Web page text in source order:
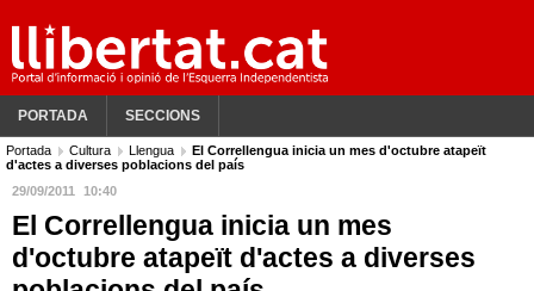
PORTADA SECCIONS
Portada Cultura Llengua
El Correllengua inicia un mes d'octubre atapeït
d'actes a diverses poblacions del país
29/09/2011
10:40
El Correllengua inicia un mes
d'octubre atapeït d'actes a diverses